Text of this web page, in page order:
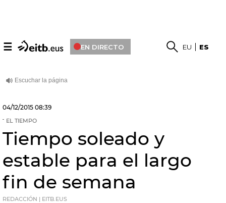
☰ EN DIRECTO EU ES
04/12/2015 08:39
EL TIEMPO
Tiempo soleado y
estable para el largo
fin de semana
REDACCIÓN | EITB.EUS